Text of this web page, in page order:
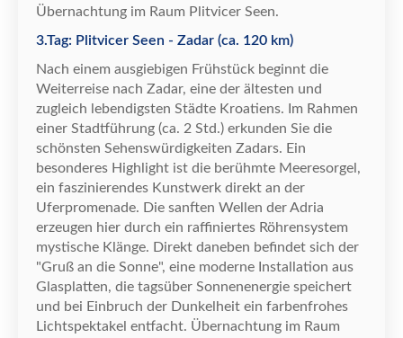
Übernachtung im Raum Plitvicer Seen.
3.Tag: Plitvicer Seen - Zadar (ca. 120 km)
Nach einem ausgiebigen Frühstück beginnt die
Weiterreise nach Zadar, eine der ä ltesten und
zugleich lebendigsten Städte Kroatiens. Im Rahmen
einer Stadtführung (ca. 2 Std.) erkunden Sie die
schönsten Sehenswürdigkeiten Zadars. Ein
besonderes Highlight ist die berühmte Meeresorgel,
ein faszinierendes Kunstwerk direkt an der
Uferpromenade. Die sanften Wellen der Adria
erzeugen hier durch ein raffiniertes Röhrensystem
mystische Kl änge. Direkt daneben befindet sich der
"Gruß an die Sonne", eine moderne Installation aus
Glasplatten, die tagsüber Sonnenenergie speichert
und bei Einbruch der Dunkelheit ein farbenfrohes
Lichtspektakel entfacht. Übernachtung im Raum